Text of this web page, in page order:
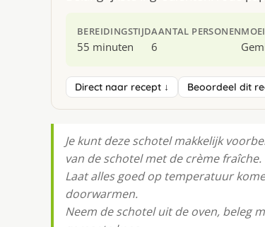
BEREIDINGSTIJD
55 minuten
AANTAL PERSONEN
6
Direct naar recept ↓ Beoordeel dit
Je kunt deze schotel makkelĳk
van de schotel met de crème fraîche.
Laat alles goed op temperatuur
doorwarmen.
Neem de schotel uit de oven, beleg